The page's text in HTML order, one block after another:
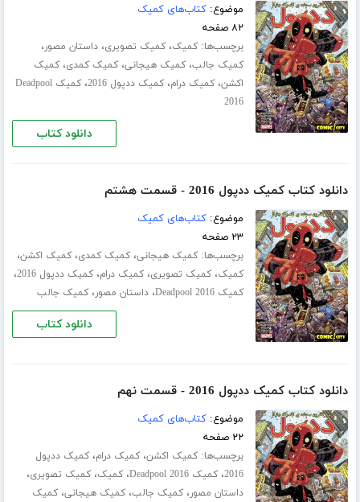
موضوع:کتاب‌های کمیک
۸۲ صفحه
برچسب‌ها:کمیک،کمیک تصویری،داستان مصور،
کمیک جالب،کمیک هیجانی،کمیک کمدی،کمیک
اکشن،کمیک درام،کمیک ددپول 2016 ،
کمیک Deadpool
2016
دانلود کتاب
دانلود کتاب کمیک ددپول 2016 - قسمت هشتم
موضوع:کتاب‌های کمیک
۲۳ صفحه
برچسب‌ها:کمیک هیجانی،کمیک کمدی،کمیک اکشن،
کمیک،کمیک تصویری،کمیک درام،کمیک ددپول 2016 ،
کمیک Deadpool 2016 ،داستان مصور،کمیک جالب
دانلود کتاب
دانلود کتاب کمیک ددپول 2016 - قسمت نهم
موضوع:کتاب‌های کمیک
۲۲ صفحه
برچسب‌ها:کمیک اکشن،کمیک درام،کمیک ددپول
2016،کمیک Deadpool 2016 ،کمیک،کمیک تصویری،
داستان مصور،کمیک جالب،کمیک هیجانی،کمیک